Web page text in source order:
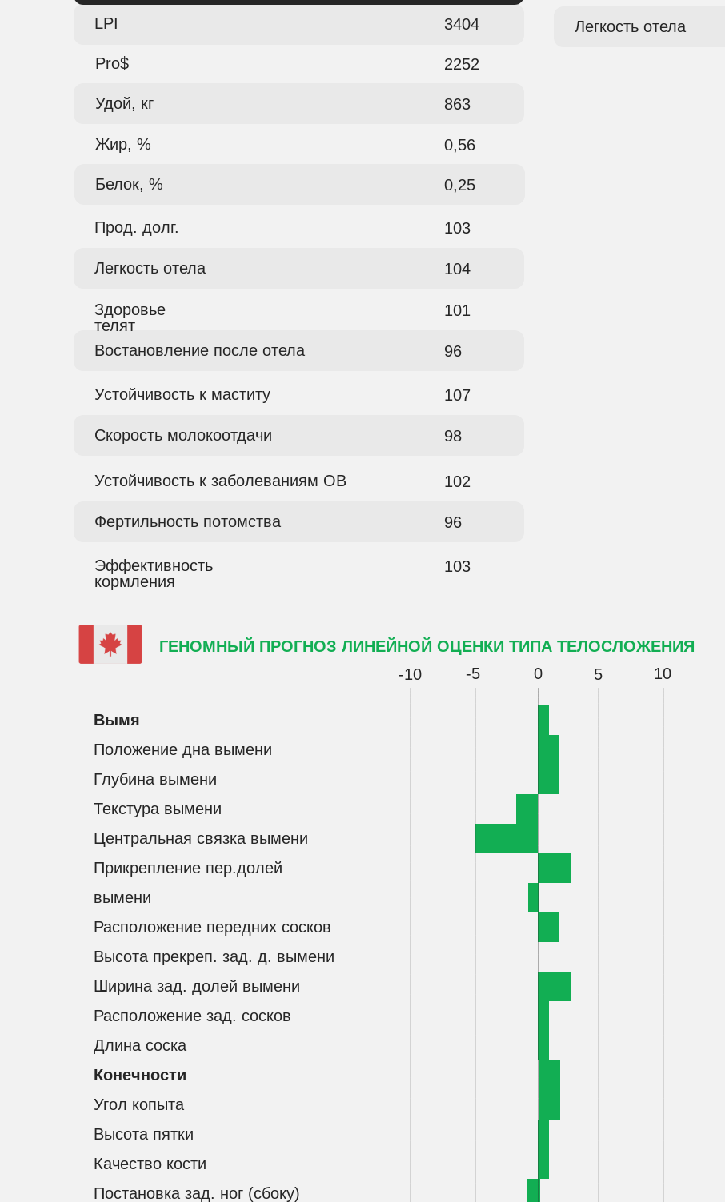
ГЕНОМНЫЙ ПРОГНОЗ ЛИНЕЙНОЙ ОЦЕНКИ ТИПА ТЕЛОСЛОЖЕНИЯ
103
Вымя
Положение дна вымени
Глубина вымени
Текстура вымени
Центральная связка вымени
Прикрепление пер.долей
вымени
Расположение передних сосков
Высота прекреп. зад. д. вымени
Ширина зад. долей вымени
Расположение зад. сосков
Длина соска
Конечности
Угол копыта
Высота пятки
Качество кости
Постановка зад. ног (сбоку)
0 10
5
-5
-10
Эффективность
кормления
96
Фертильность потомства
102
Устойчивость к заболеваниям ОВ
98
Скорость молокоотдачи
107
Устойчивость к маститу
96
Востановление после отела
101
Здоровье
телят
104
Легкость отела
103
Прод. долг.
0,25
Белок, %
0,56
Жир, %
863
Удой, кг
2252
Pro$
3404
LPI Легкость отела